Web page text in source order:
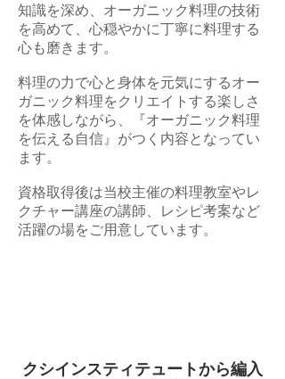
知識を深め、オーガニック料理の技術
を高めて、心穏やかに丁寧に料理する
心も磨きます。
料理の力で心と身体を元気にするオー
ガニック料理をクリエイトする楽しさ
を体感しながら、『オーガニック料理
を伝える自信』がつく内容となってい
ます。
資格取得後は当校主催の料理教室やレ
クチャー講座の講師、レシピ考案など
活躍の場をご用意しています。
クシインスティテュートから編入